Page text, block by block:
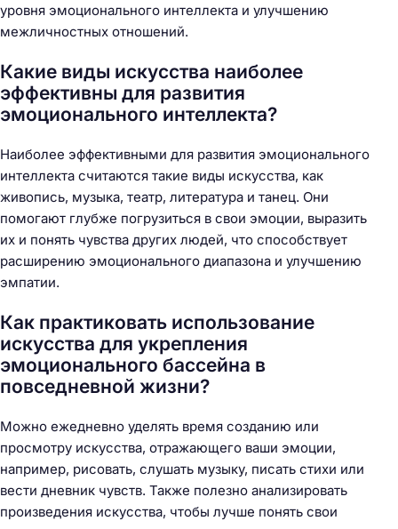
уровня эмоционального интеллекта и улучшению
межличностных отношений.
Какие виды искусства наиболее
эффективны для развития
эмоционального интеллекта?
Наиболее эффективными для развития эмоционального
интеллекта считаются такие виды искусства, как
живопись, музыка, театр, литература и танец. Они
помогают глубже погрузиться в свои эмоции, выразить
их и понять чувства других людей, что способствует
расширению эмоционального диапазона и улучшению
эмпатии.
Как практиковать использование
искусства для укрепления
эмоционального бассейна в
повседневной жизни?
Можно ежедневно уделять время созданию или
просмотру искусства, отражающего ваши эмоции,
например, рисовать, слушать музыку, писать стихи или
вести дневник чувств. Также полезно анализировать
произведения искусства, чтобы лучше понять свои